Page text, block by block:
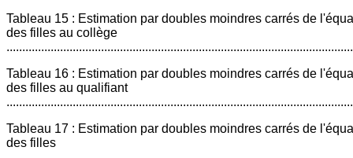
Tableau 15 : Estimation par doubles moindres carrés de
des filles au collège
Tableau 16 : Estimation par doubles moindres carrés de
des filles au qualifiant
Tableau 17 : Estimation par doubles moindres carrés de
des filles